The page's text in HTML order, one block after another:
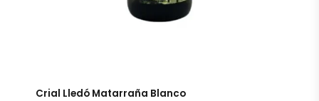
Crial Lledó Matarraña Blanco